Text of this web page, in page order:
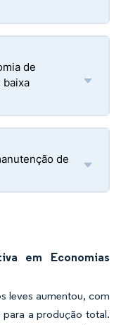
de
de
em Economias
leves aumentou, com
a produção total.